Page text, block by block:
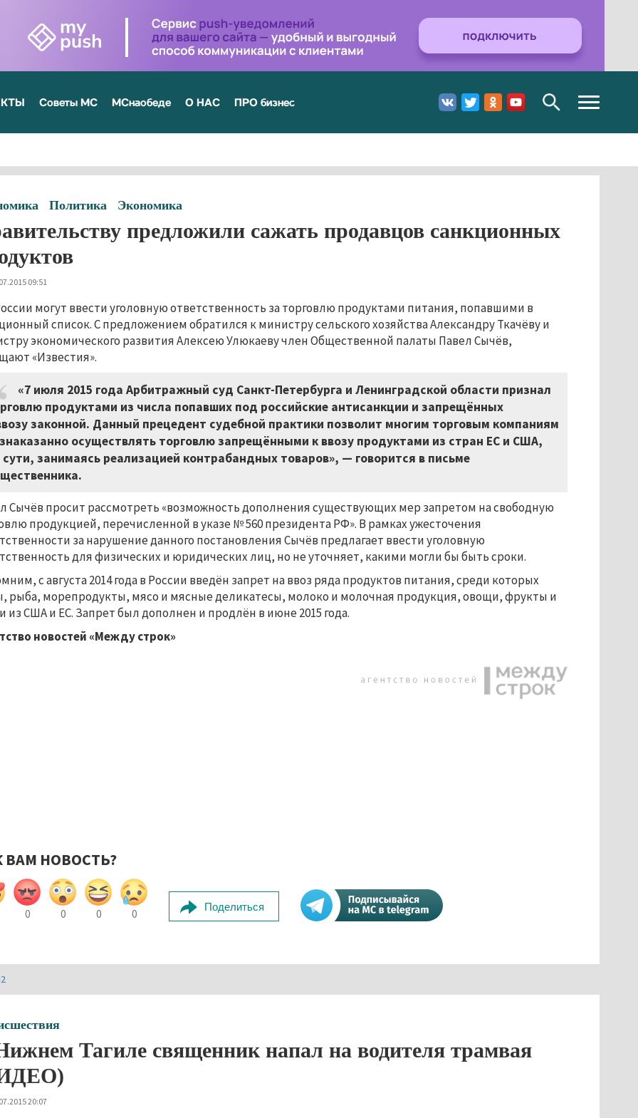
Советы МС МСнаобеде О НАС ПРО бизнес
Toggle
navigation
Политика Экономика
предложили сажать продавцов санкционных
09:51
могут ввести уголовную ответственность за торговлю продуктами питания, попавшими в
список. С предложением обратился к министру сельского хозяйства Александру Ткачёву и
экономического развития Алексею Улюкаеву член Общественной палаты Павел Сычёв,
«Известия».
«7 июля 2015 года Арбитражный суд Санкт-Петербурга и Ленинградской области признал
продуктами из числа попавших под российские антисанкции и запрещённых
законной. Данный прецедент судебной практики позволит многим торговым компаниям
осуществлять торговлю запрещёнными к ввозу продуктами из стран ЕС и США,
сути, занимаясь реализацией контрабандных товаров», — говорится в письме
Сычёв просит рассмотреть «возможность дополнения существующих мер запретом на свободную
продукцией, перечисленной в указе № 560 президента РФ». В рамках ужесточения
за нарушение данного постановления Сычёв предлагает ввести уголовную
для физических и юридических лиц, но не уточняет, какими могли бы быть сроки.
с августа 2014 года в России введён запрет на ввоз ряда продуктов питания, среди которых
рыба, морепродукты, мясо и мясные деликатесы, молоко и молочная продукция, овощи, фрукты и
из США и ЕС. Запрет был дополнен и продлён в июне 2015 года.
новостей «Между строк»
ВАМ НОВОСТЬ?
0 0 0 0
Поделиться
Тагиле священник напал на водителя трамвая
20:07